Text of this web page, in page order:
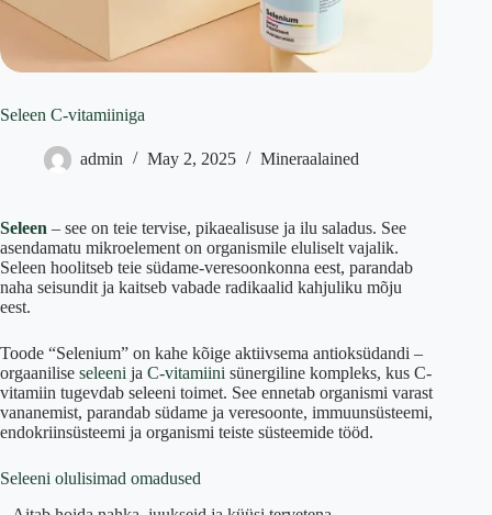
Seleen C-vitamiiniga
admin May 2, 2025 Mineraalained
Seleen – see on teie tervise, pikaealisuse ja ilu saladus. See
asendamatu mikroelement on organismile eluliselt vajalik.
Seleen hoolitseb teie südame-veresoonkonna eest, parandab
naha seisundit ja kaitseb vabade radikaalid kahjuliku mõju
eest.
Toode “Selenium” on kahe kõige aktiivsema antioksüdandi –
orgaanilise seleeni ja C-vitamiini sünergiline kompleks, kus C-
vitamiin tugevdab seleeni toimet. See ennetab organismi varast
vananemist, parandab südame ja veresoonte, immuunsüsteemi,
endokriinsüsteemi ja organismi teiste süsteemide tööd.
Seleeni olulisimad omadused